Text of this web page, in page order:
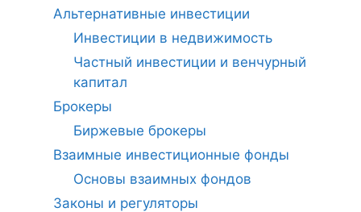
Альтернативные инвестиции
Инвестиции в недвижимость
Частный инвестиции и венчурный
капитал
Брокеры
Биржевые брокеры
Взаимные инвестиционные фонды
Основы взаимных фондов
Законы и регуляторы